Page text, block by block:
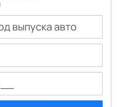
выпуска авто